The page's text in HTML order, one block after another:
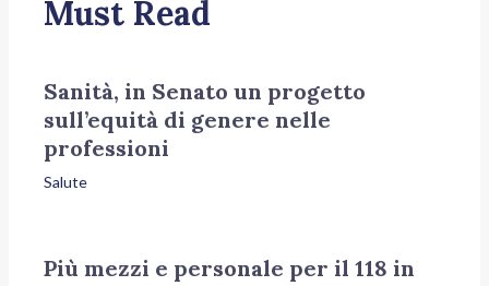
Must Read
Sanità, in Senato un progetto
sull’equità di genere nelle
professioni
Salute
Più mezzi e personale per il 118 in